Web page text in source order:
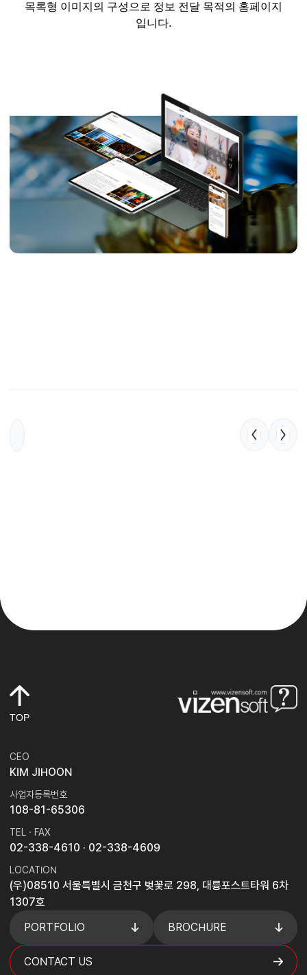
목록형 이미지의 구성으로 정보 전달 목적의 홈페이지
입니다.
TOP
CEO
KIM JIHOON
사업자등록번호
108-81-65306
TEL · FAX
02-338-4610 · 02-338-4609
LOCATION
(우)08510 서울특별시 금천구 벚꽃로 298, 대륭포스트타워 6차
1307호
PORTFOLIO
BROCHURE
CONTACT US